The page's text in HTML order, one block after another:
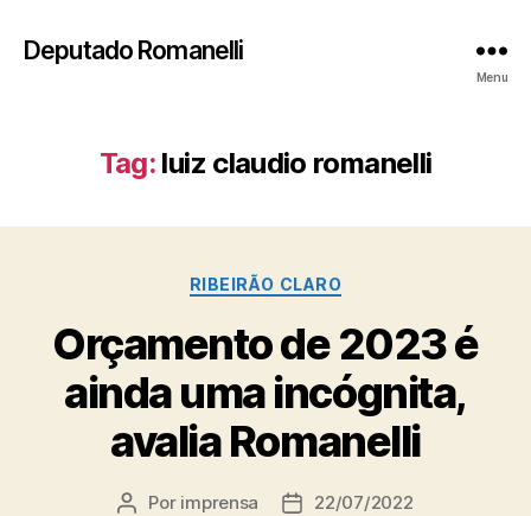
Deputado Romanelli
Menu
Tag: luiz claudio romanelli
Categorias
RIBEIRÃO CLARO
Orçamento de 2023 é
ainda uma incógnita,
avalia Romanelli
Autor
Por imprensa
Data22/07/2022